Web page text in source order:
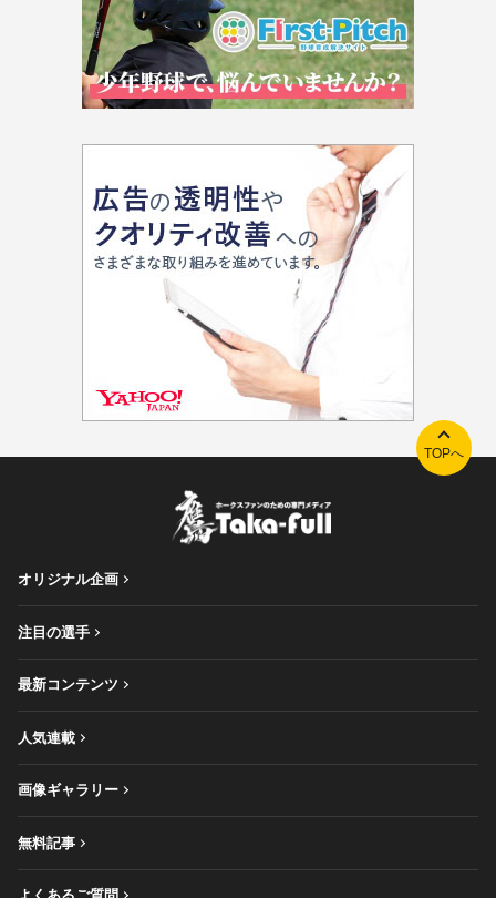
TOPへ
オリジナル企画
注目の選手
最新コンテンツ
人気連載
画像ギャラリー
無料記事